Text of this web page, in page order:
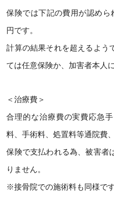
保険では下記の費用が認めら
円です。
計算の結果それを超えるよう
ては任意保険か、加害者本人
＜治療費＞
合理的な治療費の実費応急
料、手術料、処置料等通院費
保険で支払われる為、被害者
りません。
※接骨院での施術料も同様です